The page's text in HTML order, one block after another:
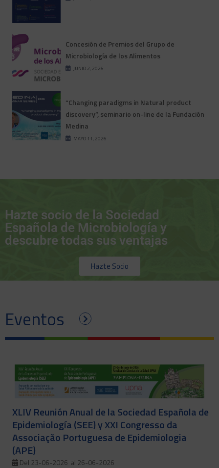
Concesión de Premios del Grupo de
Microbiología de los Alimentos
JUNIO 2, 2026
“Changing paradigms in Natural product
discovery”, seminario on-line de la Fundación
Medina
MAYO 11, 2026
Hazte socio de la Sociedad
Española de Microbiología y
descubre todas sus ventajas
Hazte Socio
Eventos
XLIV Reunión Anual de la Sociedad Española de
Epidemiología (SEE) y XXI Congresso da
Associação Portuguesa de Epidemiologia
(APE)
Del 23-06-2026 al 26-06-2026